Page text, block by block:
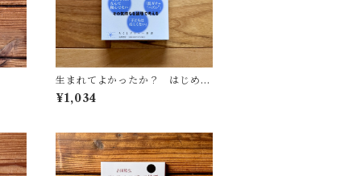
生まれてよかったか？ はじめて
の反出生主義 | 小島 和男
¥1,034